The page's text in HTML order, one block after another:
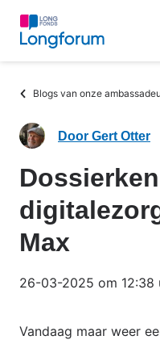
Overslaan
inhoud
gaan
Kruimelpad
Blogs van onze
Door Gert Otter
Max
26-03-2025 om 12:38
Vandaag maar weer